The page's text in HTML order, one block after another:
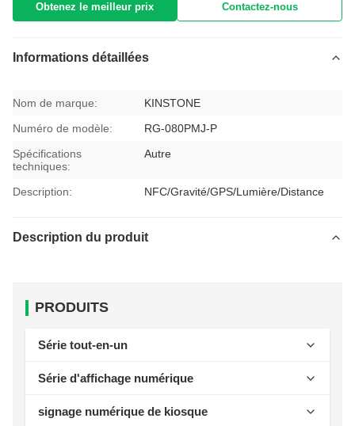
Obtenez le meilleur prix Contactez-nous
Informations détaillées
Nom de marque:
KINSTONE
Numéro de modèle:
RG-080PMJ-P
Spécifications
techniques:
Autre
Description: NFC/Gravité/GPS/Lumière/Distance
Description du produit
PRODUITS
Série tout-en-un
Balance d'étiquetage IA
Séries de caisse
Série d'affichage numérique
Série d'affichages numériques montés au plafond
signage numérique de kiosque